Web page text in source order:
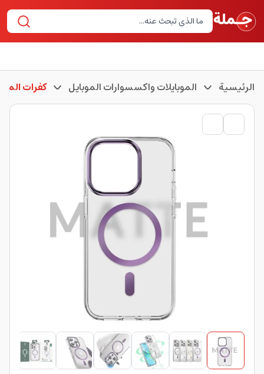
الرئيسية الموبايلات واكسسوارات الموبايل كفرات